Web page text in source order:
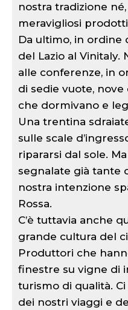
nostra tradizione
meravigliosi
Da ultimo, in ordine
del Lazio al Vinitaly.
alle conferenze, in
di sedie vuote,
che dormivano e
Una trentina
sulle scale
ripararsi dal sole.
segnalate già tante
nostra intenzione
Rossa.
C’è tuttavia anche
grande cultura del
Produttori che
finestre su vigne di
turismo di qualità.
dei nostri viaggi e